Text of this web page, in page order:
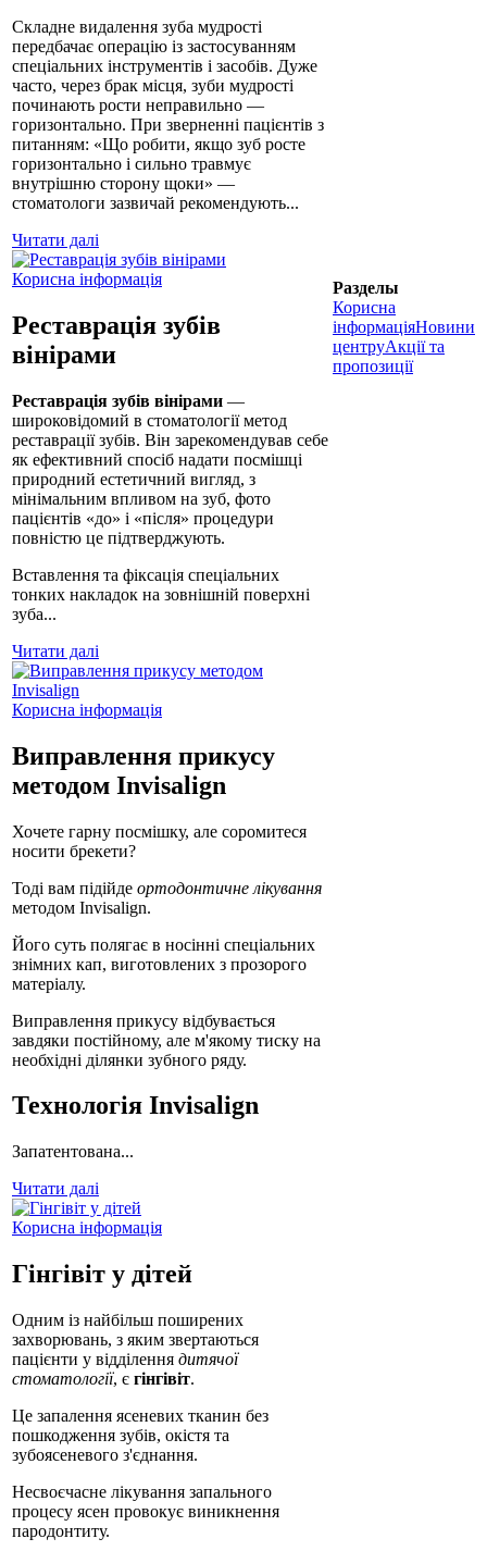
Складне видалення зуба мудрості
передбачає операцію із застосуванням
спеціальних інструментів і засобів. Дуже
часто, через брак місця, зуби мудрості
починають рости неправильно —
горизонтально. При зверненні пацієнтів з
питанням: «Що робити, якщо зуб росте
горизонтально і сильно травмує
внутрішню сторону щоки» —
стоматологи зазвичай рекомендують...
Читати далі
Корисна інформація
Реставрація зубів
вінірами
Реставрація зубів вінірами —
широковідомий в стоматології метод
реставрації зубів. Він зарекомендував себе
як ефективний спосіб надати посмішці
природний естетичний вигляд, з
мінімальним впливом на зуб, фото
пацієнтів «до» і «після» процедури
повністю це підтверджують.
Вставлення та фіксація спеціальних
тонких накладок на зовнішній поверхні
зуба...
Читати далі
Корисна інформація
Виправлення прикусу
методом Invisalign
Хочете гарну посмішку, але соромитеся
носити брекети?
Тоді вам підійде ортодонтичне лікування
методом Invisalign.
Його суть полягає в носінні спеціальних
знімних кап, виготовлених з прозорого
матеріалу.
Виправлення прикусу відбувається
завдяки постійному, але м'якому тиску на
необхідні ділянки зубного ряду.
Технологія Invisalign
Запатентована...
Читати далі
Корисна інформація
Гінгівіт у дітей
Одним із найбільш поширених
захворювань, з яким звертаються
пацієнти у відділення дитячої
стоматології, є гінгівіт.
Це запалення ясеневих тканин без
пошкодження зубів, окістя та
зубоясеневого з'єднання.
Несвоєчасне лікування запального
процесу ясен провокує виникнення
пародонтиту.
Разделы
Корисна
інформаціяНовини
центруАкції та
пропозиції